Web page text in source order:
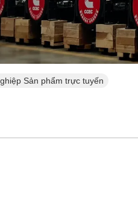
Sản phẩm trực tuyến